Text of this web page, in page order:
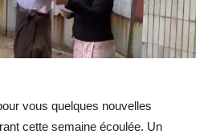
vous quelques nouvelles
cette semaine écoulée. Un